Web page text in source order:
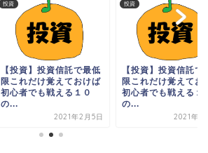
投資
【投資】投資信託で最低
限これだけ覚えておけば
初心者でも戦える１０
の...
2021年2月5日
投資
【投資】投資信託で
限これだけ覚えてお
初心者でも戦える１
の...
2021年1